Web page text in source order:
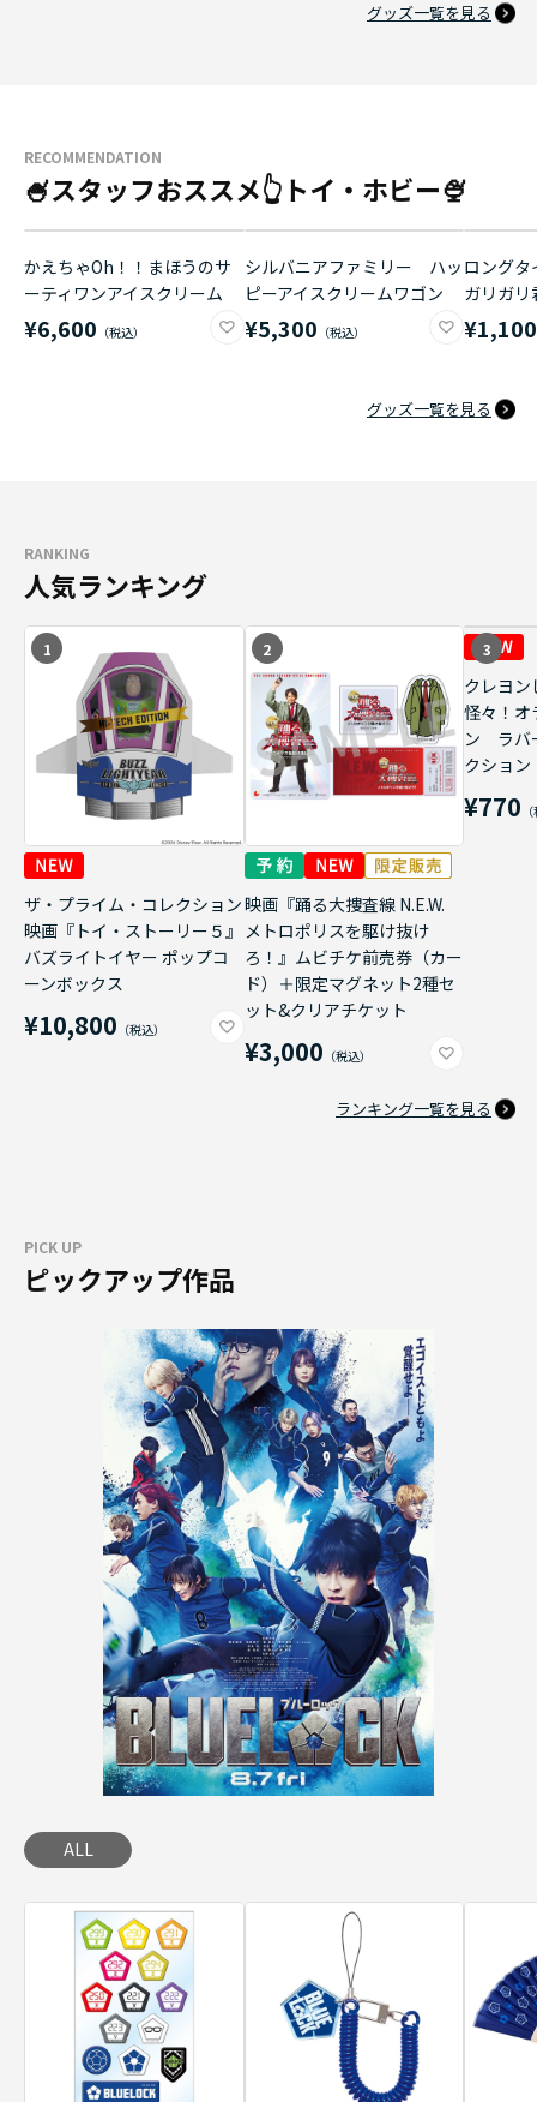
グッズ一覧を見る
RECOMMENDATION
🍧スタッフおススメ👆トイ・ホビー🍨
かえちゃOh！！まほうのサ
ーティワンアイスクリーム
¥6,600
シルバニアファミリー ハッ
ピーアイスクリームワゴン
¥5,300
ロング
ガリガ
¥1,100
グッズ一覧を見る
RANKING
人気ランキング
1
ザ・プライム・コレクション
映画『トイ・ストーリー５』
バズライトイヤー ポップコ
ーンボックス
¥10,800
2
映画『踊る大捜査線 N.E.W.
メトロポリスを駆け抜け
ろ！』ムビチケ前売券（カー
ド）＋限定マグネット2種セ
ット&クリアチケット
¥3,000
3
クレヨン
怪々！オ
ン ラバ
クショ
¥770
ランキング一覧を見る
PICK UP
ピックアップ作品
ALL